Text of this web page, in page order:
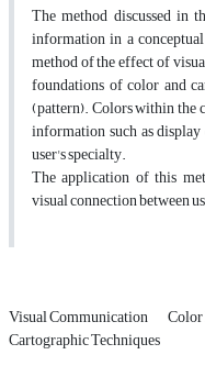
The method discussed in
information in a
method of the effect of
foundations of color and
(pattern). Colors within the
information such as
user's specialty.
The application of this
visual connection between
Visual Communication
Cartographic Techniques